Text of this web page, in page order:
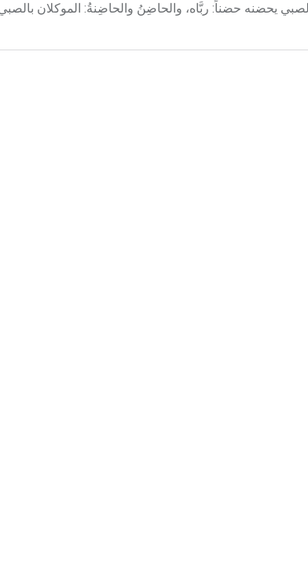
يحضنه حضناً: ربَّاه، والحاضِنُ والحاضِنةُ: الموكلان بالصبي